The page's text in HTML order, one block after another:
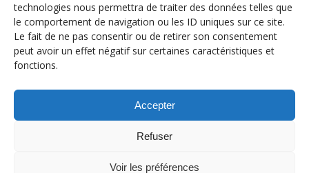
technologies nous permettra de traiter des données telles que
le comportement de navigation ou les ID uniques sur ce site.
Le fait de ne pas consentir ou de retirer son consentement
peut avoir un effet négatif sur certaines caractéristiques et
fonctions.
Accepter
Refuser
Voir les préférences
Mention légales
Données personnelles
Emplois
Déconnexion